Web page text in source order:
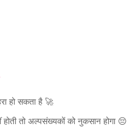
हो सकता है 🚀
तो अल्पसंख्यकों को नुकसान होगा 😔